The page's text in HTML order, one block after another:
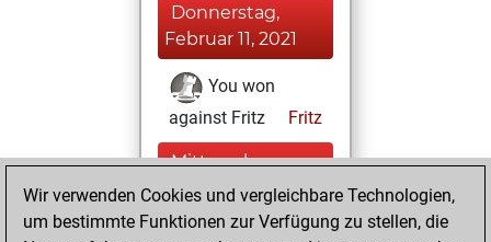
Donnerstag,
Februar 11, 2021
You won
against Fritz
Fritz
Mittwoch,
Dezember 23,
2020
Wir verwenden Cookies und vergleichbare Technologien,
um bestimmte Funktionen zur Verfügung zu stellen, die